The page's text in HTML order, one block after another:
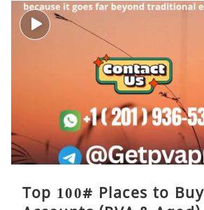
Top 100# Places to